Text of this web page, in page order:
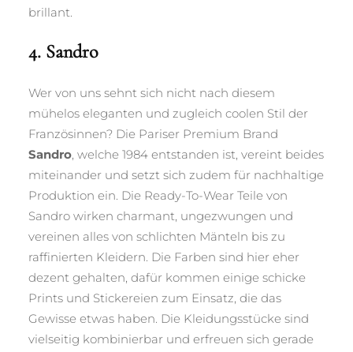
brillant.
4. Sandro
Wer von uns sehnt sich nicht nach diesem
mühelos eleganten und zugleich coolen Stil der
Französinnen? Die Pariser Premium Brand
Sandro, welche 1984 entstanden ist, vereint beides
miteinander und setzt sich zudem für nachhaltige
Produktion ein. Die Ready-To-Wear Teile von
Sandro wirken charmant, ungezwungen und
vereinen alles von schlichten Mänteln bis zu
raffinierten Kleidern. Die Farben sind hier eher
dezent gehalten, dafür kommen einige schicke
Prints und Stickereien zum Einsatz, die das
Gewisse etwas haben. Die Kleidungsstücke sind
vielseitig kombinierbar und erfreuen sich gerade